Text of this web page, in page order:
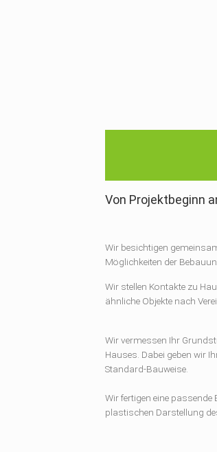
Von Projektbeginn
Wir besichtigen
Möglichkeiten der
Wir stellen Kontakte zu
ähnliche Objekte nach
Wir vermessen Ihr
Hauses. Dabei geben wir
Standard-Bauweise.
Wir fertigen eine
plastischen Darstellung